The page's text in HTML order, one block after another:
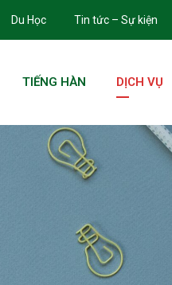
Du Học Tin tức – Sự kiện
TIẾNG HÀN DỊCH VỤ